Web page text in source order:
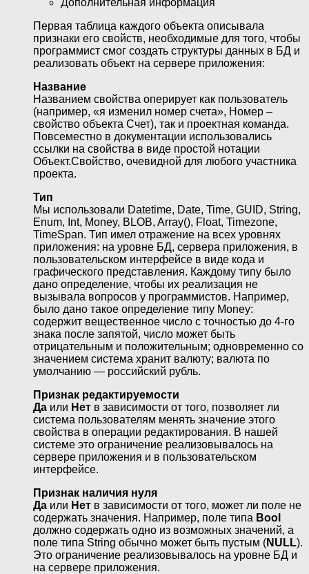
Первая таблица каждого объекта описывала
признаки его свойств, необходимые для того, чтобы
программист смог создать структуры данных в БД и
реализовать объект на сервере приложения:
Название
Названием свойства оперирует как пользователь
(например, «я изменил номер счета», Номер –
свойство объекта Счет), так и проектная команда.
Повсеместно в документации использовались
ссылки на свойства в виде простой нотации
Объект.Свойство, очевидной для любого участника
проекта.
Тип
Мы использовали Datetime, Date, Time, GUID, String,
Enum, Int, Money, BLOB, Array(), Float, Timezone,
TimeSpan. Тип имел отражение на всех уровнях
приложения: на уровне БД, сервера приложения, в
пользовательском интерфейсе в виде кода и
графического представления. Каждому типу было
дано определение, чтобы их реализация не
вызывала вопросов у программистов. Например,
было дано такое определение типу Money:
содержит вещественное число с точностью до 4-го
знака после запятой, число может быть
отрицательным и положительным; одновременно со
значением система хранит валюту; валюта по
умолчанию — российский рубль.
Признак редактируемости
Да или Нет в зависимости от того, позволяет ли
система пользователям менять значение этого
свойства в операции редактирования. В нашей
системе это ограничение реализовывалось на
сервере приложения и в пользовательском
интерфейсе.
Признак наличия нуля
Да или Нет в зависимости от того, может ли поле не
содержать значения. Например, поле типа Bool
должно содержать одно из возможных значений, а
поле типа String обычно может быть пустым (NULL).
Это ограничение реализовывалось на уровне БД и
на сервере приложения.